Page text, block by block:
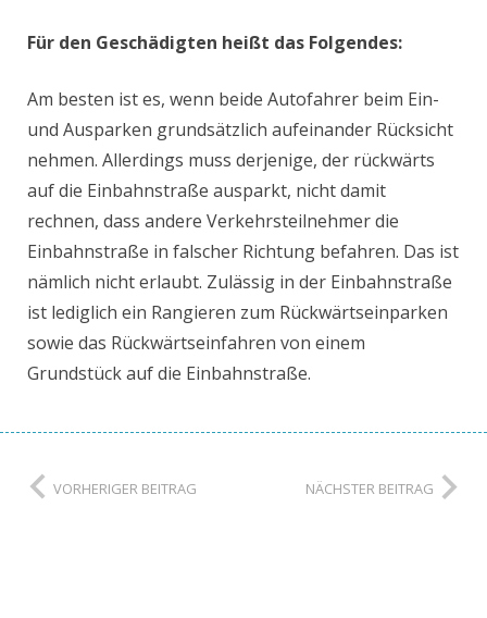
Für den Geschädigten heißt das Folgendes:
Am besten ist es, wenn beide Autofahrer beim Ein-
und Ausparken grundsätzlich aufeinander Rücksicht
nehmen. Allerdings muss derjenige, der rückwärts
auf die Einbahnstraße ausparkt, nicht damit
rechnen, dass andere Verkehrsteilnehmer die
Einbahnstraße in falscher Richtung befahren. Das ist
nämlich nicht erlaubt. Zulässig in der Einbahnstraße
ist lediglich ein Rangieren zum Rückwärtseinparken
sowie das Rückwärtseinfahren von einem
Grundstück auf die Einbahnstraße.
VORHERIGER BEITRAG NÄCHSTER BEITRAG